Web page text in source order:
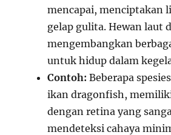
mencapai, menciptakan
gelap gulita. Hewan laut
mengembangkan
untuk hidup dalam
Contoh: Beberapa
ikan dragonfish,
dengan retina yang
mendeteksi cahaya